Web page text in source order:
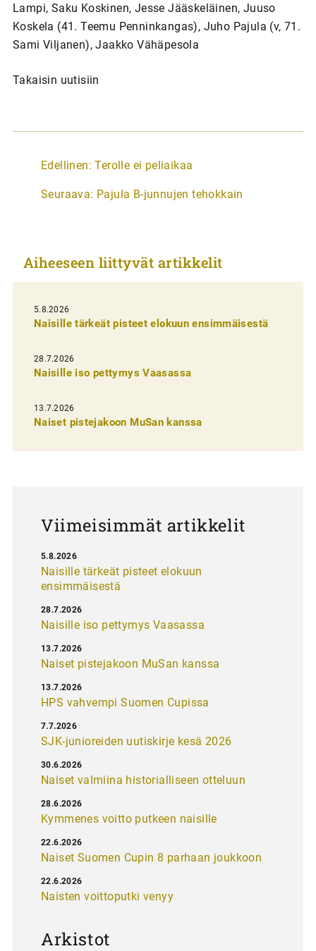
Lampi, Saku Koskinen, Jesse Jääskeläinen, Juuso
Koskela (41. Teemu Penninkangas), Juho Pajula (v, 71.
Sami Viljanen), Jaakko Vähäpesola
Takaisin uutisiin
A
t
k
e
l
i
e
n
e
Edellinen: Terolle ei peliaikaa
Seuraava: Pajula B-junnujen tehokkain
Aiheeseen liittyvät artikkelit
5.8.2026
Naisille tärkeät pisteet elokuun ensimmäisestä
28.7.2026
Naisille iso pettymys Vaasassa
13.7.2026
Naiset pistejakoon MuSan kanssa
Viimeisimmät artikkelit
Naisille tärkeät pisteet elokuun
ensimmäisestä
5.8.2026
Naisille iso pettymys Vaasassa
28.7.2026
Naiset pistejakoon MuSan kanssa
13.7.2026
HPS vahvempi Suomen Cupissa
13.7.2026
SJK-junioreiden uutiskirje kesä 2026
7.7.2026
Naiset valmiina historialliseen otteluun
30.6.2026
Kymmenes voitto putkeen naisille
28.6.2026
Naiset Suomen Cupin 8 parhaan joukkoon
22.6.2026
Naisten voittoputki venyy
22.6.2026
Arkistot